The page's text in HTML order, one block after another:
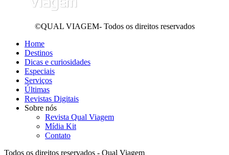
©QUAL VIAGEM- Todos os direitos reservados
Home
Destinos
Dicas e curiosidades
Especiais
Serviços
Últimas
Revistas Digitais
Sobre nós
Revista Qual Viagem
Mídia Kit
Contato
Todos os direitos reservados - Qual Viagem